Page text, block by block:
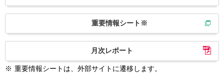
重要情報シート※
月次レポート
※ 重要情報シートは、外部サイトに遷移します。